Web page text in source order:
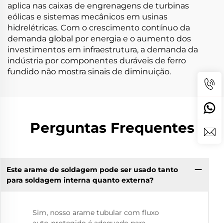
aplica nas caixas de engrenagens de turbinas
eólicas e sistemas mecânicos em usinas
hidrelétricas. Com o crescimento contínuo da
demanda global por energia e o aumento dos
investimentos em infraestrutura, a demanda da
indústria por componentes duráveis de ferro
fundido não mostra sinais de diminuição.
Perguntas Frequentes
Este arame de soldagem pode ser usado tanto
para soldagem interna quanto externa?
Sim, nosso arame tubular com fluxo